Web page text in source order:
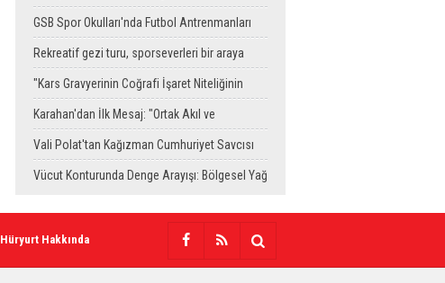
Yardımcılığına Atandı
GSB Spor Okulları'nda Futbol Antrenmanları
Sürüyor
Rekreatif gezi turu, sporseverleri bir araya
getirdi
"Kars Gravyerinin Coğrafi İşaret Niteliğinin
Güçlendirilmesi Projesi"
Karahan'dan İlk Mesaj: "Ortak Akıl ve
Dayanışmayla Çalışacağız"
Vali Polat'tan Kağızman Cumhuriyet Savcısı
Eravcı'ya Ziyaret
Vücut Konturunda Denge Arayışı: Bölgesel Yağ
Hüryurt Hakkında